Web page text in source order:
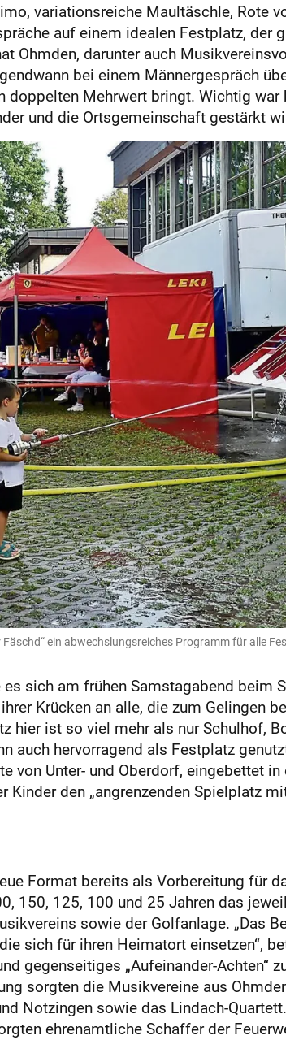
variationsreiche Maultäschle, Rote
auf einem idealen Festplatz, der
Ohmden, darunter auch
bei einem Männergespräch
doppelten Mehrwert bringt. Wichtig
und die Ortsgemeinschaft gestärkt
ein abwechslungsreiches Programm für alle
sich am frühen Samstagabend beim
Krücken an alle, die zum Gelingen
hier ist so viel mehr als nur Schulhof,
auch hervorragend als Festplatz
von Unter- und Oberdorf, eingebettet
den „angrenzenden Spielplatz
Format bereits als Vorbereitung für
150, 125, 100 und 25 Jahren das
sowie der Golfanlage. „Das
sich für ihren Heimatort einsetzen“,
gegenseitiges „Aufeinander-Achten“
sorgten die Musikvereine aus
Notzingen sowie das Lindach-
ehrenamtliche Schaffer der